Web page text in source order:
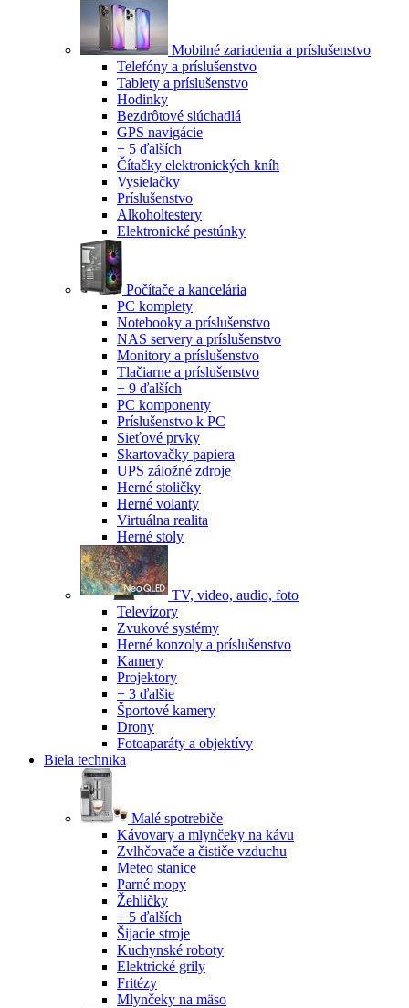
Mobilné zariadenia a príslušenstvo
Telefóny a príslušenstvo
Tablety a príslušenstvo
Hodinky
Bezdrôtové slúchadlá
GPS navigácie
+ 5 ďalších
Čítačky elektronických kníh
Vysielačky
Príslušenstvo
Alkoholtestery
Elektronické pestúnky
Počítače a kancelária
PC komplety
Notebooky a príslušenstvo
NAS servery a príslušenstvo
Monitory a príslušenstvo
Tlačiarne a príslušenstvo
+ 9 ďalších
PC komponenty
Príslušenstvo k PC
Sieťové prvky
Skartovačky papiera
UPS záložné zdroje
Herné stoličky
Herné volanty
Virtuálna realita
Herné stoly
TV, video, audio, foto
Televízory
Zvukové systémy
Herné konzoly a príslušenstvo
Kamery
Projektory
+ 3 ďalšie
Športové kamery
Drony
Fotoaparáty a objektívy
Biela technika
Malé spotrebiče
Kávovary a mlynčeky na kávu
Zvlhčovače a čističe vzduchu
Meteo stanice
Parné mopy
Žehličky
+ 5 ďalších
Šijacie stroje
Kuchynské roboty
Elektrické grily
Fritézy
Mlynčeky na mäso